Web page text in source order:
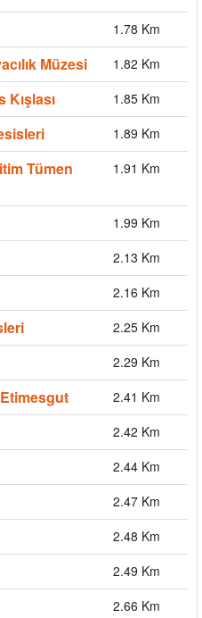
1.78 Km
Müzesi 1.82 Km
1.85 Km
1.89 Km
Tümen
1.91 Km
1.99 Km
2.13 Km
2.16 Km
2.25 Km
2.29 Km
2.41 Km
2.42 Km
2.44 Km
2.47 Km
2.48 Km
2.49 Km
2.66 Km